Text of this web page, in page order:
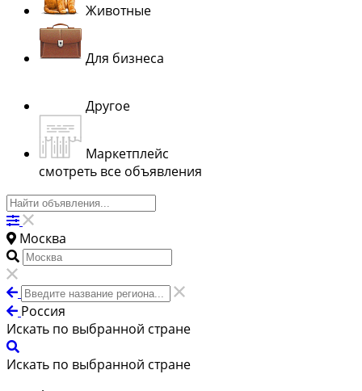
Животные
Для бизнеса
Другое
Маркетплейс
смотреть все объявления
Москва
Россия
Искать по выбранной стране
Искать по выбранной стране